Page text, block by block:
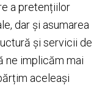
a pretențiilor
dar și asumarea
și servicii de
ne implicăm mai
aceleași